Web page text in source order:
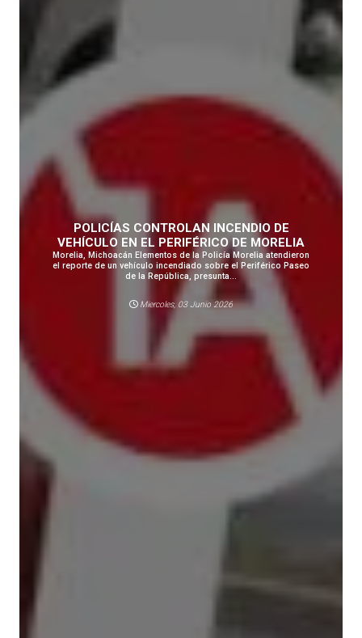
POLICÍAS CONTROLAN INCENDIO DE
VEHÍCULO EN EL PERIFÉRICO DE MORELIA
Morelia, Michoacán Elementos de la Policía Morelia atendieron
el reporte de un vehículo incendiado sobre el Periférico Paseo
de la República, presunta...
Miercoles, 03 Junio 2026